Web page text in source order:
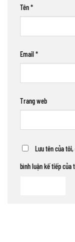
Tên*
Email*
Trang web
Lưu tên của
bình luận kế tiếp của